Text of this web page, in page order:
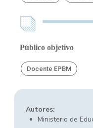
Público objetivo
Docente EPBM
Autores:
Ministerio de